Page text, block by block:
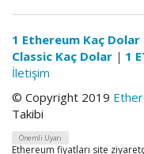
1 Ethereum Kaç Dolar
Classic Kaç Dolar | 1
İletişim
© Copyright 2019
Takibi
Önemli Uyarı
Ethereum fiyatları site